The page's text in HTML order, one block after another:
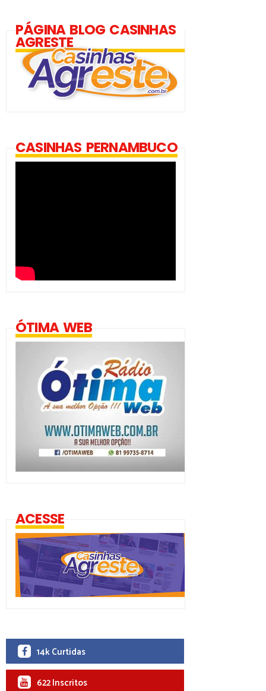
PÁGINA BLOG CASINHAS
AGRESTE
CASINHAS PERNAMBUCO
ÓTIMA WEB
ACESSE
14k Curtidas
622 Inscritos